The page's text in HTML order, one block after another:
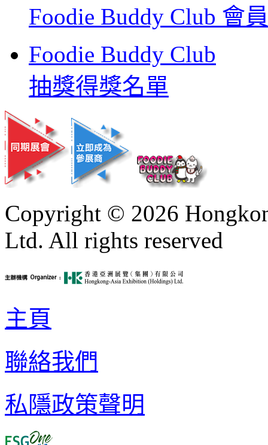
Foodie Buddy Club 會員
Foodie Buddy Club
抽獎得獎名單
Copyright © 2026
Ltd. All rights reserved
主頁
聯絡我們
私隱政策聲明